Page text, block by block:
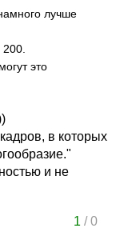
лучше
это
в которых
и не
1 /0